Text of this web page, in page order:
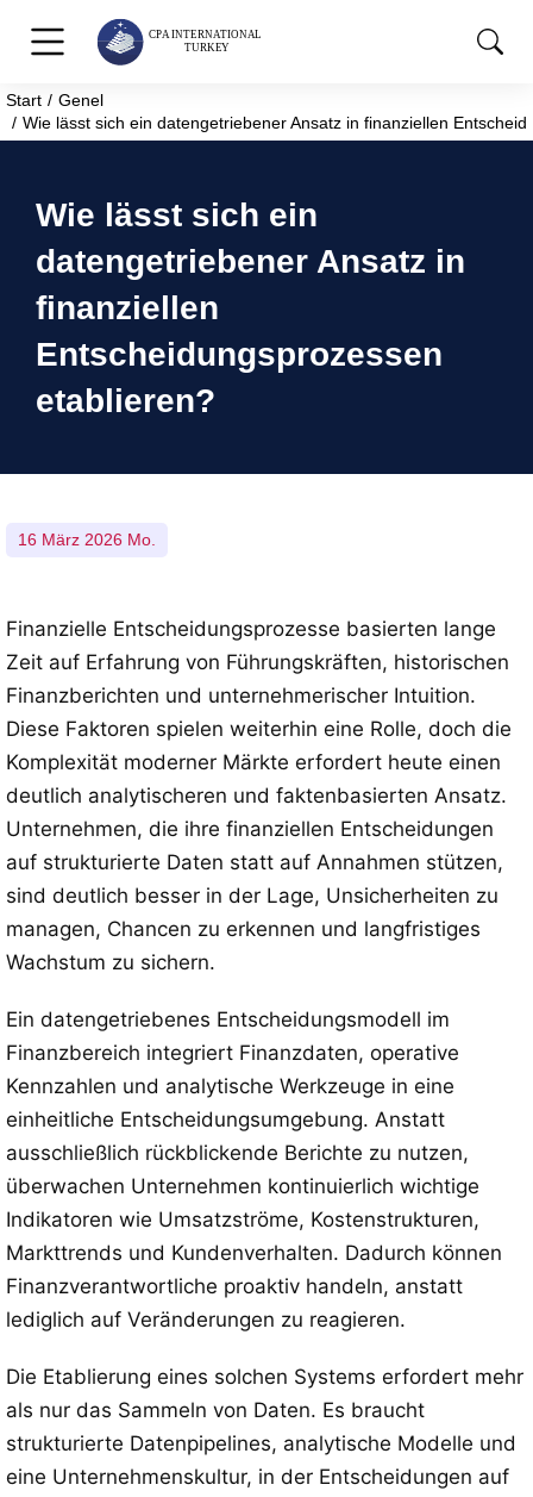
Sie befinden sich hier:
Start
Genel
Wie lässt sich ein datengetriebener Ansatz in finanziellen
Wie lässt sich ein
datengetriebener Ansatz in
finanziellen
Entscheidungsprozessen
etablieren?
16 März 2026 Mo.
Finanzielle Entscheidungsprozesse basierten lange
Zeit auf Erfahrung von Führungskräften, historischen
Finanzberichten und unternehmerischer Intuition.
Diese Faktoren spielen weiterhin eine Rolle, doch die
Komplexität moderner Märkte erfordert heute einen
deutlich analytischeren und faktenbasierten Ansatz.
Unternehmen, die ihre finanziellen Entscheidungen
auf strukturierte Daten statt auf Annahmen stützen,
sind deutlich besser in der Lage, Unsicherheiten zu
managen, Chancen zu erkennen und langfristiges
Wachstum zu sichern.
Ein datengetriebenes Entscheidungsmodell im
Finanzbereich integriert Finanzdaten, operative
Kennzahlen und analytische Werkzeuge in eine
einheitliche Entscheidungsumgebung. Anstatt
ausschließlich rückblickende Berichte zu nutzen,
überwachen Unternehmen kontinuierlich wichtige
Indikatoren wie Umsatzströme, Kostenstrukturen,
Markttrends und Kundenverhalten. Dadurch können
Finanzverantwortliche proaktiv handeln, anstatt
lediglich auf Veränderungen zu reagieren.
Die Etablierung eines solchen Systems erfordert mehr
als nur das Sammeln von Daten. Es braucht
strukturierte Datenpipelines, analytische Modelle und
eine Unternehmenskultur, in der Entscheidungen auf